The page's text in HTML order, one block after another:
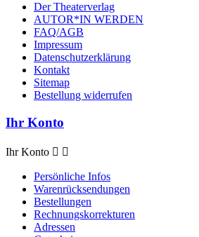
Der Theaterverlag
AUTOR*IN WERDEN
FAQ/AGB
Impressum
Datenschutzerklärung
Kontakt
Sitemap
Bestellung widerrufen
Ihr Konto
Ihr Konto  
Persönliche Infos
Warenrücksendungen
Bestellungen
Rechnungskorrekturen
Adressen